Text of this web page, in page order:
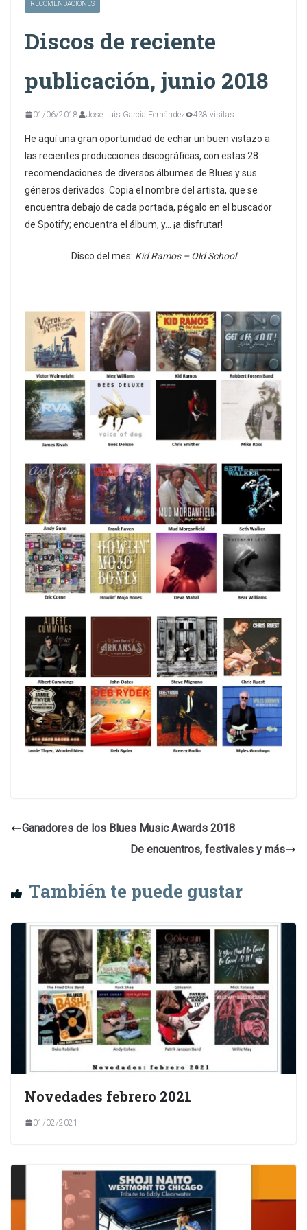
RECOMENDACIONES
Discos de reciente
publicación, junio 2018
01/06/2018 José Luis García Fernández 438 visitas
He aquí una gran oportunidad de echar un buen vistazo a
las recientes producciones discográficas, con estas 28
recomendaciones de diversos álbumes de Blues y sus
géneros derivados. Copia el nombre del artista, que se
encuentra debajo de cada portada, pégalo en el buscador
de Spotify; encuentra el álbum, y… ¡a disfrutar!
Disco del mes: Kid Ramos – Old School
Ganadores de los Blues Music Awards 2018
De encuentros, festivales y más
También te puede gustar
Novedades febrero 2021
01/02/2021